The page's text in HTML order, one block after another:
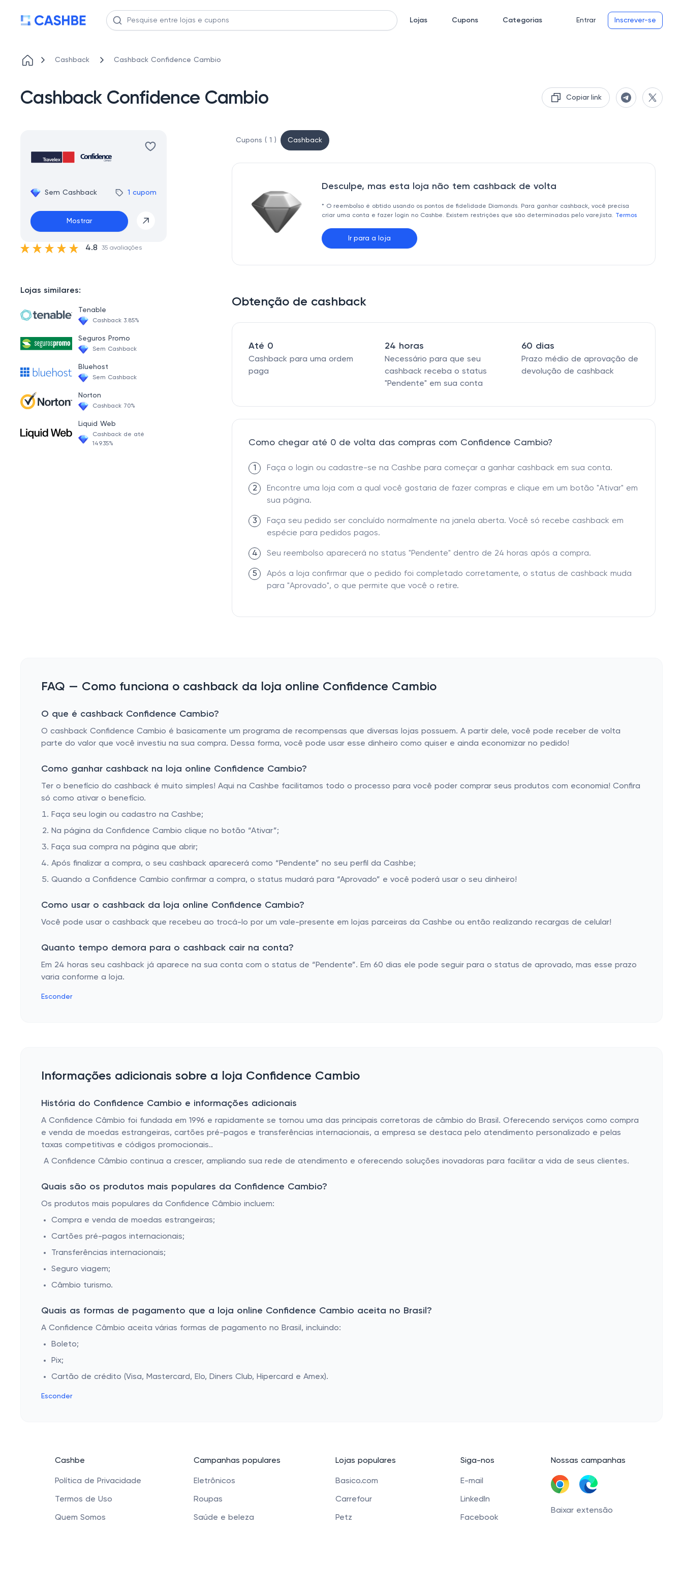
Lojas Cupons Categorias Entrar Inscrever-se
Cashback Cashback Confidence Cambio
Cashback Confidence Cambio Copiar link
Sem Cashback 1 cupom
Mostrar
4.8 35 avaliações
Lojas similares:
Tenable
Cashback 3.85%
Seguros Promo
Sem Cashback
Bluehost
Sem Cashback
Norton
Cashback 70%
Liquid Web
Cashback de até
149.35%
Cupons ( 1 ) Cashback
Desculpe, mas esta loja não tem cashback de volta
* O reembolso é obtido usando os pontos de fidelidade Diamonds. Para ganhar cashback, você precisa
criar uma conta e fazer login no Cashbe. Existem restrições que são determinadas pelo varejista. Termos
Ir para a loja
Obtenção de cashback
Até 0
Cashback para uma ordem
paga
24 horas
Necessário para que seu
cashback receba o status
"Pendente" em sua conta
60 dias
Prazo médio de aprovação de
devolução de cashback
Como chegar até 0 de volta das compras com Confidence Cambio?
1 Faça o login ou cadastre-se na Cashbe para começar a ganhar cashback em sua conta.
2
Encontre uma loja com a qual você gostaria de fazer compras e clique em um botão "Ativar" em
sua página.
3
Faça seu pedido ser concluído normalmente na janela aberta. Você só recebe cashback em
espécie para pedidos pagos.
4 Seu reembolso aparecerá no status "Pendente" dentro de 24 horas após a compra.
5
Após a loja confirmar que o pedido foi completado corretamente, o status de cashback muda
para "Aprovado", o que permite que você o retire.
FAQ — Como funciona o cashback da loja online Confidence Cambio
O que é cashback Confidence Cambio?
O cashback Confidence Cambio é basicamente um programa de recompensas que diversas lojas possuem. A partir dele, você pode receber de volta
parte do valor que você investiu na sua compra. Dessa forma, você pode usar esse dinheiro como quiser e ainda economizar no pedido!
Como ganhar cashback na loja online Confidence Cambio?
Ter o benefício do cashback é muito simples! Aqui na Cashbe facilitamos todo o processo para você poder comprar seus produtos com economia! Confira
só como ativar o benefício.
Faça seu login ou cadastro na Cashbe;
Na página da Confidence Cambio clique no botão “Ativar”;
Faça sua compra na página que abrir;
Após finalizar a compra, o seu cashback aparecerá como “Pendente” no seu perfil da Cashbe;
Quando a Confidence Cambio confirmar a compra, o status mudará para “Aprovado” e você poderá usar o seu dinheiro!
Como usar o cashback da loja online Confidence Cambio?
Você pode usar o cashback que recebeu ao trocá-lo por um vale-presente em lojas parceiras da Cashbe ou então realizando recargas de celular!
Quanto tempo demora para o cashback cair na conta?
Em 24 horas seu cashback já aparece na sua conta com o status de “Pendente”. Em 60 dias ele pode seguir para o status de aprovado, mas esse prazo
varia conforme a loja.
Esconder
Informações adicionais sobre a loja Confidence Cambio
História do Confidence Cambio e informações adicionais
A Confidence Câmbio foi fundada em 1996 e rapidamente se tornou uma das principais corretoras de câmbio do Brasil. Oferecendo serviços como compra
e venda de moedas estrangeiras, cartões pré-pagos e transferências internacionais, a empresa se destaca pelo atendimento personalizado e pelas
taxas competitivas e códigos promocionais..
A Confidence Câmbio continua a crescer, ampliando sua rede de atendimento e oferecendo soluções inovadoras para facilitar a vida de seus clientes.
Quais são os produtos mais populares da Confidence Cambio?
Os produtos mais populares da Confidence Câmbio incluem:
Compra e venda de moedas estrangeiras;
Cartões pré-pagos internacionais;
Transferências internacionais;
Seguro viagem;
Câmbio turismo.
Quais as formas de pagamento que a loja online Confidence Cambio aceita no Brasil?
A Confidence Câmbio aceita várias formas de pagamento no Brasil, incluindo:
Boleto;
Pix;
Cartão de crédito (Visa, Mastercard, Elo, Diners Club, Hipercard e Amex).
Esconder
Cashbe
Política de Privacidade
Termos de Uso
Quem Somos
Campanhas populares
Eletrônicos
Roupas
Saúde e beleza
Lojas populares
Basico.com
Carrefour
Petz
Siga-nos
E-mail
LinkedIn
Facebook
Nossas campanhas
Baixar extensão